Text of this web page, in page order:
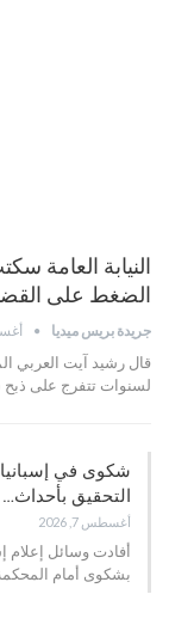
النيابة العامة
الضغط على
جريدة بريس ميديا
قال رشيد آيت العربي
لسنوات تتفرج على ذبح
شكوى في
التحقيق بأحداث…
أغسطس 7, 2026
بشكوى أمام المحكمة